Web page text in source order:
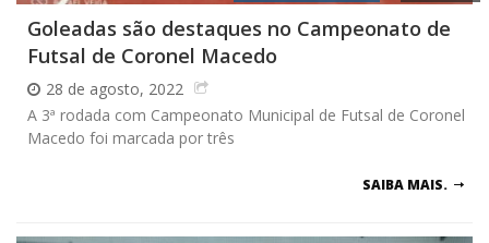
Goleadas são destaques no Campeonato de
Futsal de Coronel Macedo
28 de agosto, 2022
A 3ª rodada com Campeonato Municipal de Futsal de Coronel
Macedo foi marcada por três
SAIBA MAIS.